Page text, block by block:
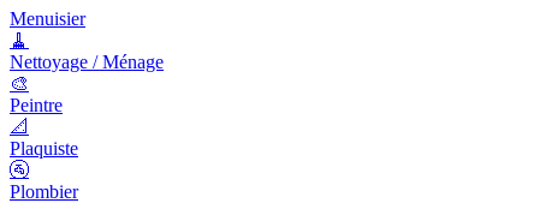
Menuisier
🧹
Nettoyage / Ménage
🎨
Peintre
📐
Plaquiste
🚰
Plombier